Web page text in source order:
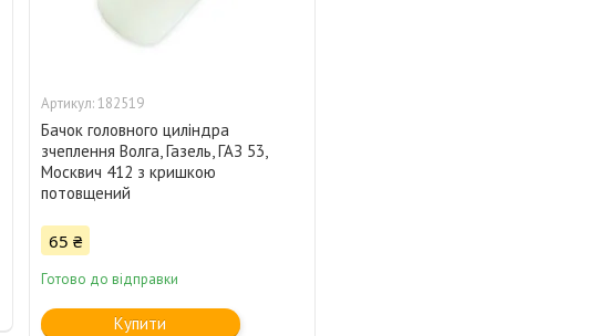
182519
Бачок головного циліндра
зчеплення Волга, Газель, ГАЗ 53,
Москвич 412 з кришкою
потовщений
65 ₴
Готово до відправки
Купити